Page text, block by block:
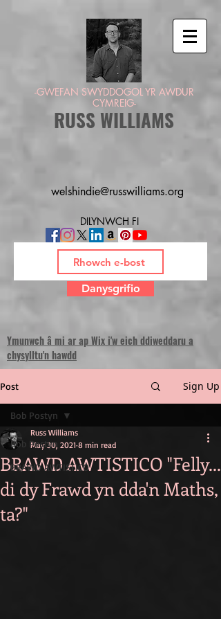
-GWEFAN SWYDDOGOL YR AWDUR
CYMREIG-
RUSS WILLIAMS
welshindie@russwilliams.org
DILYNWCH FI
Danysgrifio
Ymunwch â mi ar ap Wix i'w eich ddiweddaru a
chysylltu'n hawdd
Post Sign Up
Bob Postyn
BRAWD AWTISTICO
Bob Postyn
BRAWD AWTISTICO "Felly...
di dy Frawd yn dda'n Maths,
ta?"
Russ Williams
May 30, 2021 8 min read